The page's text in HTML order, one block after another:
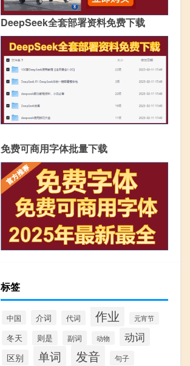
DeepSeek全套部署资料免费下载
免费可商用字体批量下载
标签
中国 介词 代词 作业 元宵节
冬天 则是 副词 动物 动词
区别 单词 发音 句子